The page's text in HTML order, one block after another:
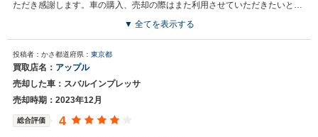
ただき感謝します。車の購入、売却の際はまた利用させていただきたいと感
買取店からの返信
お世話になっております。 株式会社ネクステージでございます。 この
度はネクステージをご利用いただきまして誠にありがとうございまし
た。 弊社スタッフの接客をお褒め頂き光栄です。 今後もご満足いただ
けるよう精進してまいります。 スタッフ一同、またのご利用お待ちし
▼ 全てを表示する
投稿者：かさ都道府県： 東京都
買取店名： アップル
売却した車：スバルインプレッサ
売却時期：2023年12月
総合評価 4